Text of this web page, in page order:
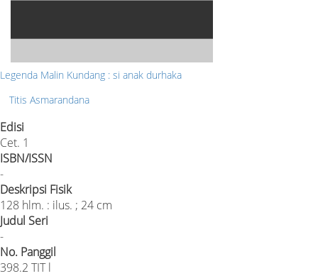
Legenda Malin Kundang : si anak durhaka
Titis Asmarandana
Edisi
Cet. 1
ISBN/ISSN
-
Deskripsi Fisik
128 hlm. : ilus. ; 24 cm
Judul Seri
-
No. Panggil
398.2 TIT l